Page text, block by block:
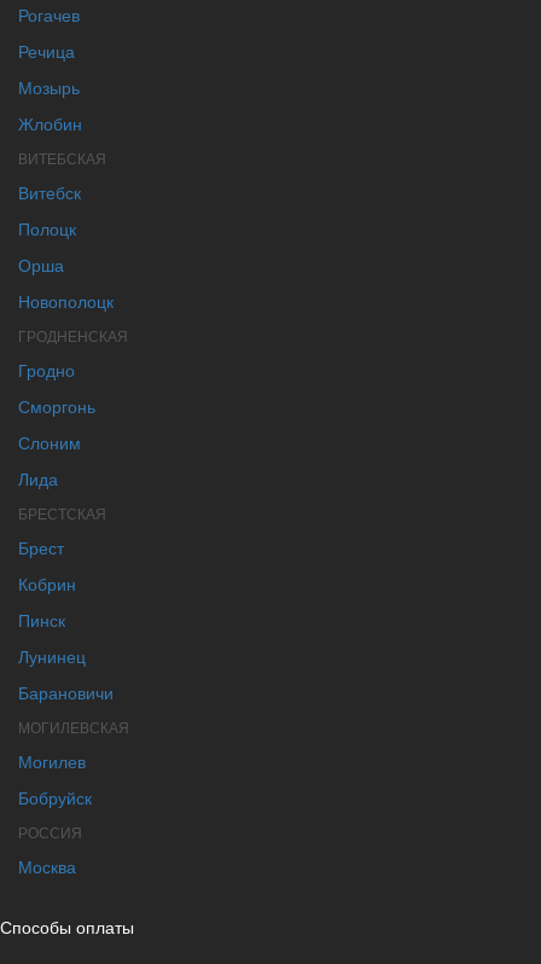
Рогачев
Речица
Мозырь
Жлобин
ВИТЕБСКАЯ
Витебск
Полоцк
Орша
Новополоцк
ГРОДНЕНСКАЯ
Гродно
Сморгонь
Слоним
Лида
БРЕСТСКАЯ
Брест
Кобрин
Пинск
Лунинец
Барановичи
МОГИЛЕВСКАЯ
Могилев
Бобруйск
РОССИЯ
Москва
Способы оплаты